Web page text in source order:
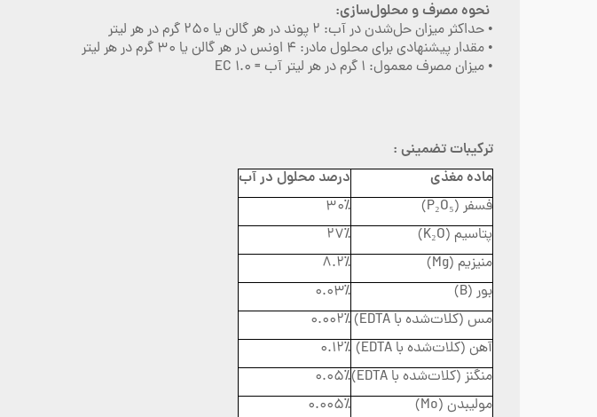
نحوه مصرف و محلول‌سازی:
• حداکثر میزان حل‌شدن در آب: ۲ پوند در هر گالن یا ۲۵۰ گرم در هر لیتر
• مقدار پیشنهادی برای محلول مادر: ۴ اونس در هر گالن یا ۳۰ گرم در هر لیتر
• میزان مصرف معمول: ۱ گرم در هر لیتر آب = ۱.۰ EC
ترکیبات تضمینی :
ماده مغذی
درصد محلول در آب
فسفر (P₂O₅)
۳۰٪
پتاسیم (K₂O)
۲۷٪
منیزیم (Mg)
۸.۲٪
بور (B)
۰.۰۳٪
مس (کلات‌شده با EDTA)
۰.۰۰۲٪
آهن (کلات‌شده با EDTA)
۰.۱۲٪
منگنز (کلات‌شده با EDTA)
۰.۰۵٪
مولیبدن (Mo)
۰.۰۰۵٪